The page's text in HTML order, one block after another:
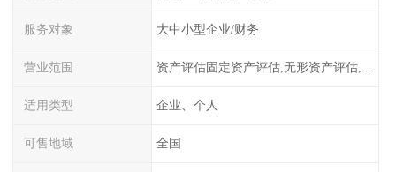
服务对象 大中小型企业/财务
营业范围 资产评估固定资产评估,无形资产评估,整体资产评估
适用类型 企业、个人
可售地域 全国